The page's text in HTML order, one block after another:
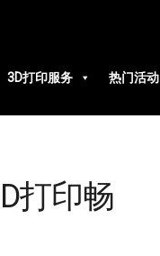
3D打印服务 热门活动
打印畅